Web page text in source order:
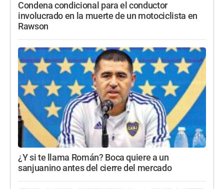
Condena condicional para el conductor
involucrado en la muerte de un motociclista en
Rawson
¿Y si te llama Román? Boca quiere a un
sanjuanino antes del cierre del mercado